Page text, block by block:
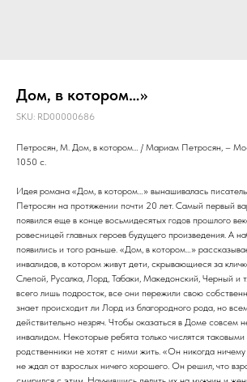
Дом, в котором…»
SKU: RD00000686
Петросян, М. Дом, в котором… / Мариам Петросян, –
1050 с.
Идея романа «Дом, в котором…» вынашивалась
Петросян на протяжении почти 20 лет. Самый первый
появился еще в конце восьмидесятых годов прошлого
ровесницей главных героев будущего произведения. А
появились и того раньше. «Дом, в котором…»
инвалидов, в котором живут дети, скрывающиеся за
Слепой, Русалка, Лорд, Табаки, Македонский, Черный и
всего лишь подросток, все они пережили свою
знает происходит ли Лорд из благородного рода, но
действительно незряч. Чтобы оказаться в Доме совсем
инвалидом. Некоторые ребята только числятся
родственники не хотят с ними жить. «Он никогда
не ждал от взрослых ничего хорошего. Он решил, что